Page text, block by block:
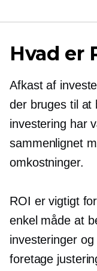
Hvad er
Afkast af
der bruges til at
investering har
sammenlignet
omkostninger.
ROI er vigtigt
enkel måde at
investeringer
foretage